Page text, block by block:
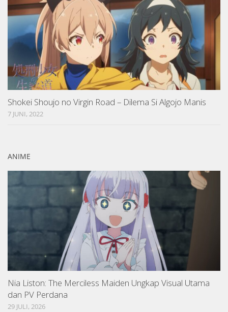
Shokei Shoujo no Virgin Road – Dilema Si Algojo Manis
7 JUNI, 2022
ANIME
Nia Liston: The Merciless Maiden Ungkap Visual Utama
dan PV Perdana
29 JULI, 2026